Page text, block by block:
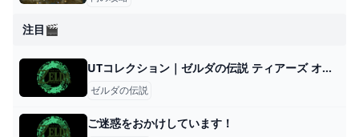
注目🎬
UTコレクション｜ゼルダの伝説 ティアーズ オブ ザ キングダム｜MEN（メンズ）
ゼルダの伝説
ご迷惑をおかけしています！